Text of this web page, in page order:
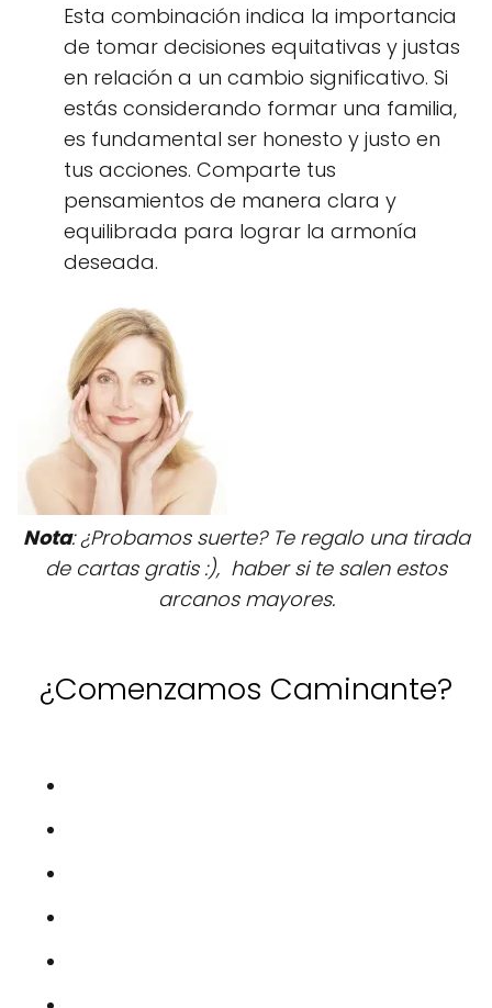
Esta combinación indica la importancia
de tomar decisiones equitativas y justas
en relación a un cambio significativo. Si
estás considerando formar una familia,
es fundamental ser honesto y justo en
tus acciones. Comparte tus
pensamientos de manera clara y
equilibrada para lograr la armonía
deseada.
Nota: ¿Probamos suerte? Te regalo una tirada
de cartas gratis :), haber si te salen estos
arcanos mayores.
¿Comenzamos Caminante?